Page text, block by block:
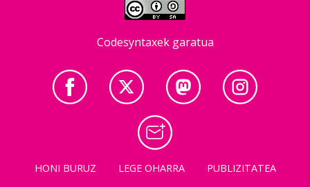
Codesyntaxek garatua
HONI BURUZ LEGE OHARRA
PUBLIZITATEA